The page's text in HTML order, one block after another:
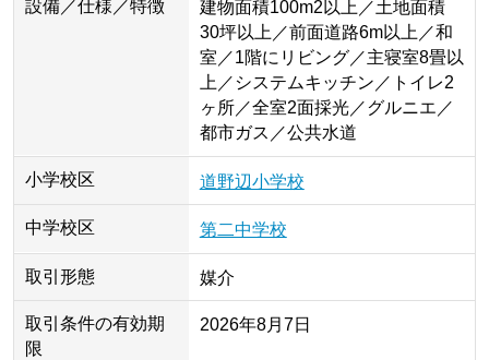
設備／仕様／特徴
建物面積100m2以上／土地面積
30坪以上／前面道路6m以上／和
室／1階にリビング／主寝室8畳以
上／システムキッチン／トイレ2
ヶ所／全室2面採光／グルニエ／
都市ガス／公共水道
小学校区 道野辺小学校
中学校区 第二中学校
取引形態 媒介
取引条件の有効期
限
2026年8月7日